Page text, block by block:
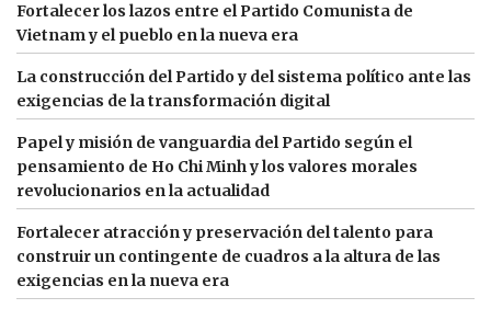
Fortalecer los lazos entre el Partido Comunista de
Vietnam y el pueblo en la nueva era
La construcción del Partido y del sistema político ante las
exigencias de la transformación digital
Papel y misión de vanguardia del Partido según el
pensamiento de Ho Chi Minh y los valores morales
revolucionarios en la actualidad
Fortalecer atracción y preservación del talento para
construir un contingente de cuadros a la altura de las
exigencias en la nueva era